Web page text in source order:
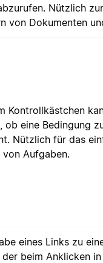
Nützlich
von Dokumenten
Kontrollkästchen
ob eine Bedingung
Nützlich für das
von Aufgaben.
eines Links zu
der beim Anklicken